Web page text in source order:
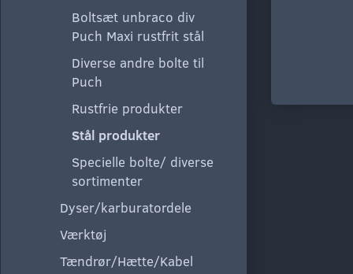
Boltsæt unbraco div
Puch Maxi rustfrit stål
Diverse andre bolte til
Puch
Rustfrie produkter
Stål produkter
Specielle bolte/ diverse
sortimenter
Dyser/karburatordele
Værktøj
Tændrør/Hætte/Kabel